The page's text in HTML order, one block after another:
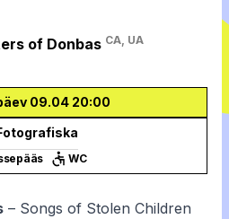
09.04 20:00
WC
– Songs of Stolen Children
of Donbas CA, UA